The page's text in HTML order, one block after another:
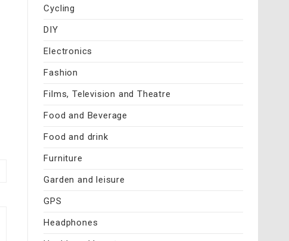
Cycling
DIY
Electronics
Fashion
Films, Television and Theatre
Food and Beverage
Food and drink
Furniture
Garden and leisure
GPS
Headphones